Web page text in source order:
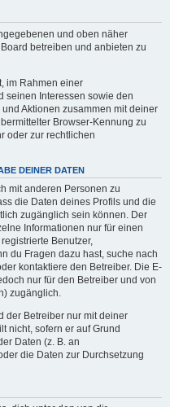
und oben näher
betreiben und anbieten zu
im Rahmen einer
seinen Interessen sowie den
Aktionen zusammen mit deiner
Browser-Kennung zu
oder zur rechtlichen
DEINER DATEN
mit anderen Personen zu
die Daten deines Profils und die
zugänglich sein können. Der
Informationen nur für einen
Benutzer,
du Fragen dazu hast, suche nach
kontaktiere den Betreiber. Die E-
nur für den Betreiber und von
zugänglich.
der Betreiber nur mit deiner
nicht, sofern er auf Grund
Daten (z. B. an
die Daten zur Durchsetzung